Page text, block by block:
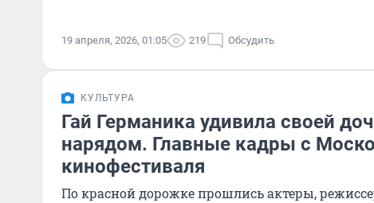
19 апреля, 2026, 01:05 219 Обсудить
КУЛЬТУРА
Гай Германика удивила своей
нарядом. Главные кадры с
кинофестиваля
По красной дорожке прошлись актеры,